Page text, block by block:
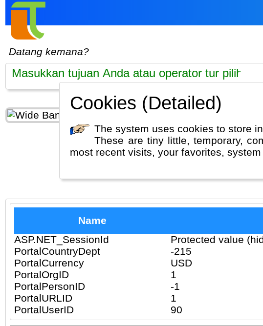
Datang kemana?
Cookies (Detailed)
The system uses cookies to store
These are tiny little, temporary,
most recent visits, your favorites,
Name
ASP.NET_SessionId
Protected value
PortalCountryDept
-215
PortalCurrency
USD
PortalOrgID
1
PortalPersonID
-1
PortalURLID
1
PortalUserID
90